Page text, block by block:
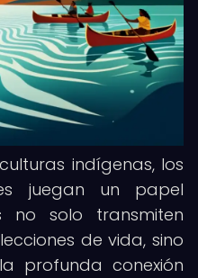
indígenas, los
juegan un papel
no solo transmiten
de vida, sino
profunda conexión